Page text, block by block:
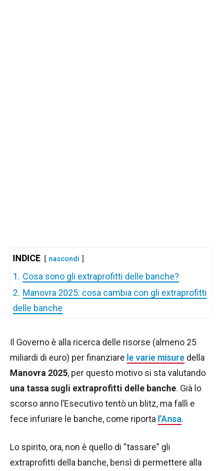
INDICE nascondi
1. Cosa sono gli extraprofitti delle banche?
2. Manovra 2025: cosa cambia con gli extraprofitti
delle banche
Il Governo è alla ricerca delle risorse (almeno 25
miliardi di euro) per finanziare le varie misure della
Manovra 2025, per questo motivo si sta valutando
una tassa sugli extraprofitti delle banche. Già lo
scorso anno l’Esecutivo tentò un blitz, ma fallì e
fece infuriare le banche, come riporta l’Ansa.
Lo spirito, ora, non è quello di “tassare” gli
extraprofitti della banche, bensì di permettere alla